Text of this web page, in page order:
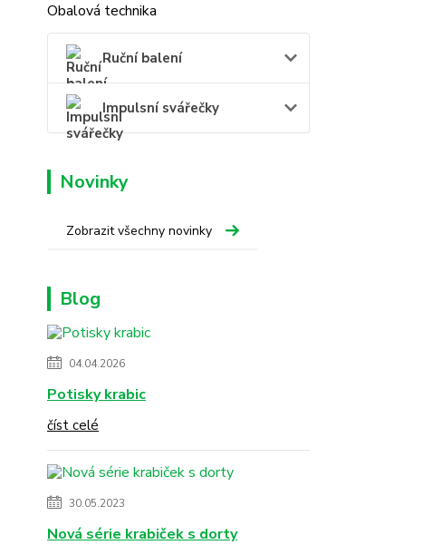
Obalová technika
Ruční balení
Impulsní svářečky
Novinky
Zobrazit všechny novinky
Blog
04.04.2026
Potisky krabic
číst celé
30.05.2023
Nová série krabiček s dorty